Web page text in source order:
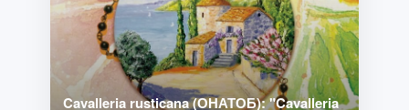
Cavalleria rusticana (ОНАТОБ): "Cavalleria